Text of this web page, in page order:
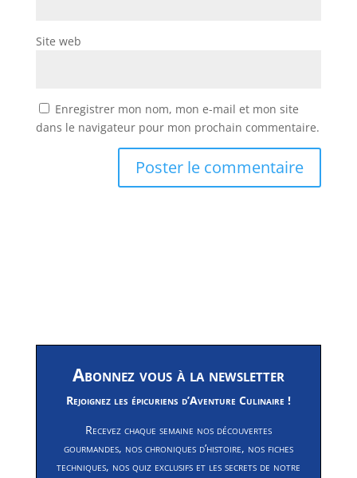
Site web
Enregistrer mon nom, mon e-mail et mon site
dans le navigateur pour mon prochain commentaire.
Abonnez vous à la newsletter
Rejoignez les épicuriens d’Aventure Culinaire !
Recevez chaque semaine nos découvertes
gourmandes, nos chroniques d’histoire, nos fiches
techniques, nos quiz exclusifs et les secrets de notre